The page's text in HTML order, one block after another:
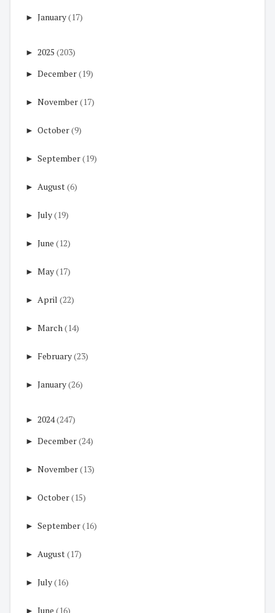
► January(17)
► 2025 (203)
► December(19)
► November(17)
► October(9)
► September(19)
► August(6)
► July(19)
► June (12)
► May(17)
► April (22)
► March(14)
► February(23)
► January(26)
► 2024(247)
► December(24)
► November(13)
► October(15)
► September(16)
► August(17)
► July(16)
► June (16)